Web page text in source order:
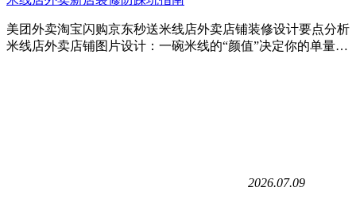
美团外卖淘宝闪购京东秒送米线店外卖店铺装修设计要点分析
米线店外卖店铺图片设计：一碗米线的“颜值”决定你的单量…
2026.07.09